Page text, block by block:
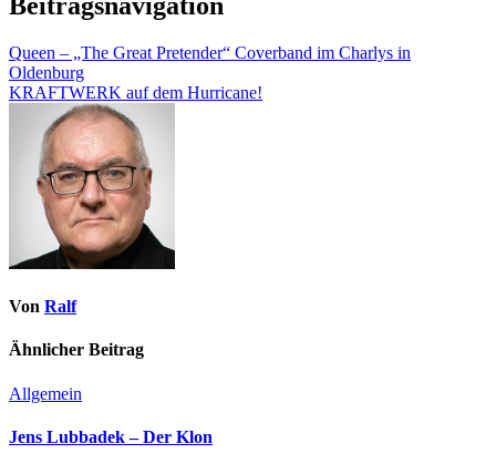
Queen – „The Great Pretender“ Coverband im Charlys in
Oldenburg
KRAFTWERK auf dem Hurricane!
Von Ralf
Ähnlicher Beitrag
Allgemein
Jens Lubbadek – Der Klon